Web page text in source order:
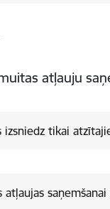
atļauju
izsniedz tikai